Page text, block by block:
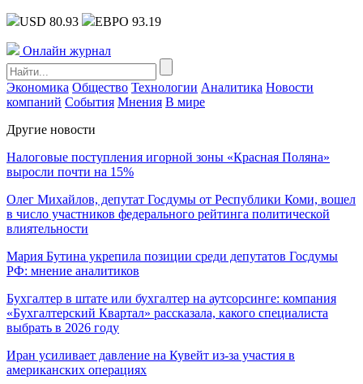
USD 80.93 ЕВРО 93.19
Онлайн журнал
Экономика Общество Технологии Аналитика Новости
компаний События Мнения В мире
Другие новости
Налоговые поступления игорной зоны «Красная Поляна»
выросли почти на 15%
Олег Михайлов, депутат Госдумы от Республики Коми, вошел
в число участников федерального рейтинга политической
влиятельности
Мария Бутина укрепила позиции среди депутатов Госдумы
РФ: мнение аналитиков
Бухгалтер в штате или бухгалтер на аутсорсинге: компания
«Бухгалтерский Квартал» рассказала, какого специалиста
выбрать в 2026 году
Иран усиливает давление на Кувейт из-за участия в
американских операциях